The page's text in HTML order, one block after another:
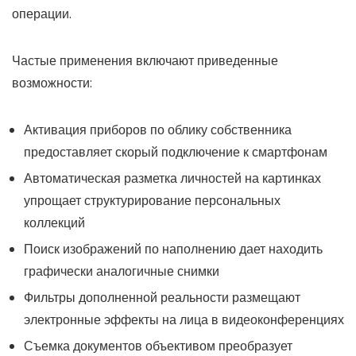
операции.
Частые применения включают приведенные
возможности:
Активация приборов по облику собственника
предоставляет скорый подключение к смартфонам
Автоматическая разметка личностей на картинках
упрощает структурирование персональных
коллекций
Поиск изображений по наполнению дает находить
графически аналогичные снимки
Фильтры дополненной реальности размещают
электронные эффекты на лица в видеоконференциях
Съемка документов объективом преобразует